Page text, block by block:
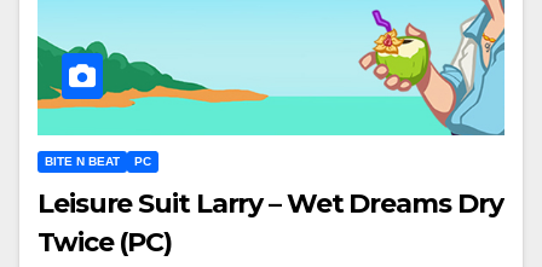
BITE N BEAT PC
Leisure Suit Larry – Wet Dreams Dry
Twice (PC)